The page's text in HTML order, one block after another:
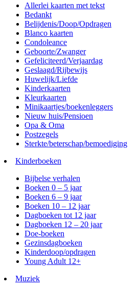
Allerlei kaarten met tekst
Bedankt
Belijdenis/Doop/Opdragen
Blanco kaarten
Condoleance
Geboorte/Zwanger
Gefeliciteerd/Verjaardag
Geslaagd/Rijbewijs
Huwelijk/Liefde
Kinderkaarten
Kleurkaarten
Minikaartjes/boekenleggers
Nieuw huis/Pensioen
Opa & Oma
Postzegels
Sterkte/beterschap/bemoediging
Kinderboeken
Bijbelse verhalen
Boeken 0 – 5 jaar
Boeken 6 – 9 jaar
Boeken 10 – 12 jaar
Dagboeken tot 12 jaar
Dagboeken 12 – 20 jaar
Doe-boeken
Gezinsdagboeken
Kinderdoop/opdragen
Young Adult 12+
Muziek